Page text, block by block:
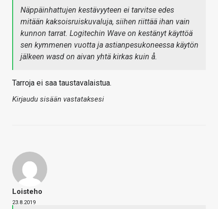
Näppäinhattujen kestävyyteen ei tarvitse edes
mitään kaksoisruiskuvaluja, siihen riittää ihan vain
kunnon tarrat. Logitechin Wave on kestänyt käyttöä
sen kymmenen vuotta ja astianpesukoneessa käytön
jälkeen wasd on aivan yhtä kirkas kuin å.
Tarroja ei saa taustavalaistua.
Kirjaudu sisään vastataksesi
Loisteho
23.8.2019